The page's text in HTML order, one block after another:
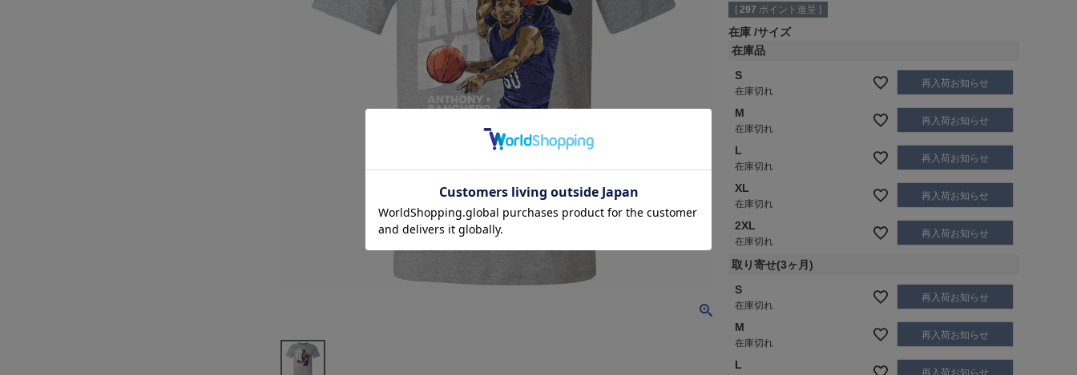
[ 297 ポイント進呈 ]
在庫 サイズ
在庫品
S
在庫切れ
再入荷お知らせ
M
在庫切れ
再入荷お知らせ
L
在庫切れ
再入荷お知らせ
XL
在庫切れ
再入荷お知らせ
2XL
在庫切れ
再入荷お知らせ
取り寄せ(3ヶ月)
S
在庫切れ
再入荷お知らせ
M
在庫切れ
再入荷お知らせ
L